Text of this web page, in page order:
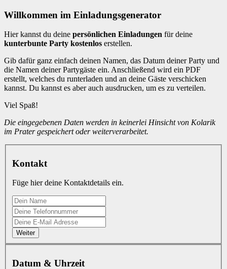
Willkommen im Einladungsgenerator
Hier kannst du deine persönlichen Einladungen für deine
kunterbunte Party kostenlos erstellen.
Gib dafür ganz einfach deinen Namen, das Datum deiner Party und
die Namen deiner Partygäste ein. Anschließend wird ein PDF
erstellt, welches du runterladen und an deine Gäste verschicken
kannst. Du kannst es aber auch ausdrucken, um es zu verteilen.
Viel Spaß!
Die eingegebenen Daten werden in keinerlei Hinsicht von Kolarik
im Prater gespeichert oder weiterverarbeitet.
Kontakt
Füge hier deine Kontaktdetails ein.
Weiter
Datum & Uhrzeit